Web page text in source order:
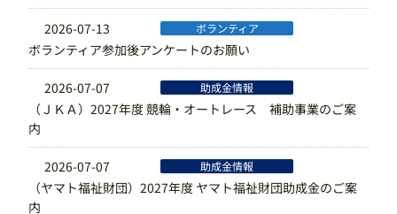
2026-07-13 ボランティア
ボランティア参加後アンケートのお願い
2026-07-07 助成金情報
（ＪＫＡ）2027年度 競輪・オートレース 補助事業のご案
内
2026-07-07 助成金情報
（ヤマト福祉財団）2027年度 ヤマト福祉財団助成金のご案
内